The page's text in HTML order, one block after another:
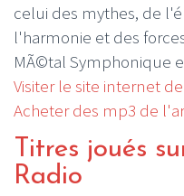
celui des mythes, de
l'harmonie et des
MÃ©tal Symphonique
Visiter le site internet
Acheter des mp3 de
Titres joués
Radio